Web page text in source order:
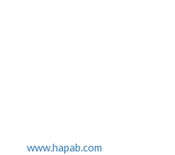
www.hapab.com